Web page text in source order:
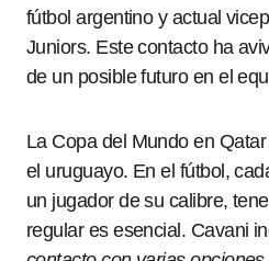
fútbol argentino y actual
Juniors. Este contacto ha
de un posible futuro en el
La Copa del Mundo en
el uruguayo. En el fútbol,
un jugador de su calibre,
regular es esencial. Cavani